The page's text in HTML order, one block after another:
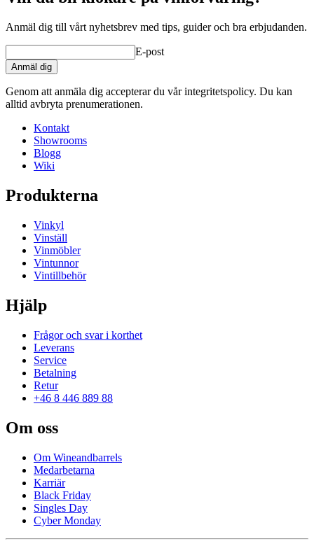
Anmäl dig till vårt nyhetsbrev med tips, guider och bra erbjudanden.
E-post
Anmäl dig
Genom att anmäla dig accepterar du vår integritetspolicy. Du kan
alltid avbryta prenumerationen.
Kontakt
Showrooms
Blogg
Wiki
Produkterna
Vinkyl
Vinställ
Vinmöbler
Vintunnor
Vintillbehör
Hjälp
Frågor och svar i korthet
Leverans
Service
Betalning
Retur
+46 8 446 889 88
Om oss
Om Wineandbarrels
Medarbetarna
Karriär
Black Friday
Singles Day
Cyber Monday